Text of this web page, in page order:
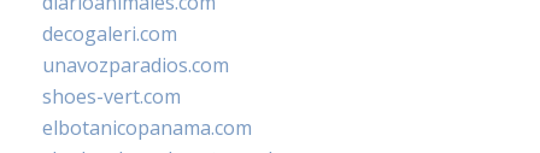
decogaleri.com
unavozparadios.com
shoes-vert.com
elbotanicopanama.com